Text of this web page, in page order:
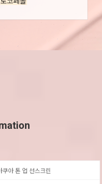
아 톤 업 선스크린